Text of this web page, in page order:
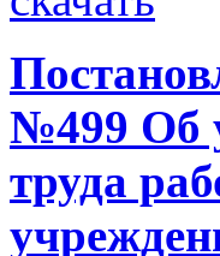
№499 Об
труда